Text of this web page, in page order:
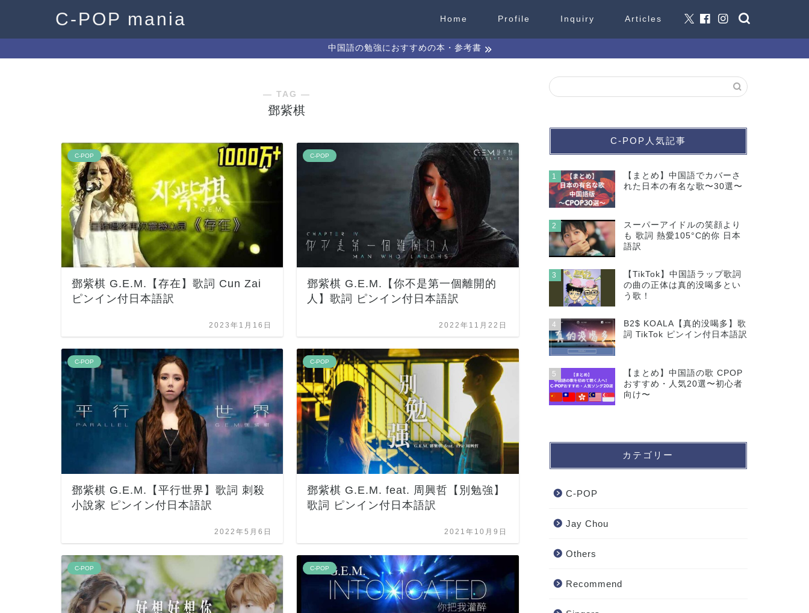
C-POP mania Home Profile Inquiry Articles
中国語の勉強におすすめの本・参考書
― TAG ―
鄧紫棋
C-POP
鄧紫棋 G.E.M.【存在】歌詞 Cun Zai
ピンイン付日本語訳
2023年1月16日
C-POP
鄧紫棋 G.E.M.【你不是第一個離開的
人】歌詞 ピンイン付日本語訳
2022年11月22日
C-POP
鄧紫棋 G.E.M.【平行世界】歌詞 刺殺
小說家 ピンイン付日本語訳
2022年5月6日
C-POP
鄧紫棋 G.E.M. feat. 周興哲【別勉強】
歌詞 ピンイン付日本語訳
2021年10月9日
C-POP C-POP
C-POP人気記事
1
【まとめ】中国語でカバーさ
れた日本の有名な歌〜30選〜
2
スーパーアイドルの笑顔より
も 歌詞 熱愛105°C的你 日本
語訳
3
【TikTok】中国語ラップ歌詞
の曲の正体は真的没喝多とい
う歌！
4
B2$ KOALA【真的没喝多】歌
詞 TikTok ピンイン付日本語訳
5
【まとめ】中国語の歌 CPOP
おすすめ・人気20選〜初心者
向け〜
カテゴリー
C-POP
Jay Chou
Others
Recommend